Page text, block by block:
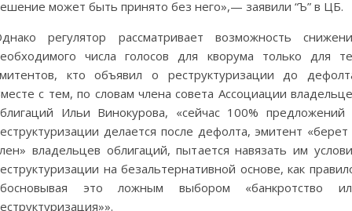
может быть принято без него»,— заявили “Ъ” в ЦБ.
регулятор рассматривает возможность
числа голосов для кворума только для
кто объявил о реструктуризации до
с тем, по словам члена совета Ассоциации
Ильи Винокурова, «сейчас 100% предложений
делается после дефолта, эмитент «берет
владельцев облигаций, пытается навязать им
на безальтернативной основе, как
это ложным выбором «банкротство